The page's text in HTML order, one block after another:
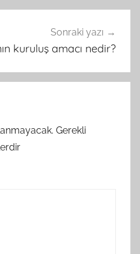
Sonraki yazı
kuruluş amacı nedir?
Gerekli